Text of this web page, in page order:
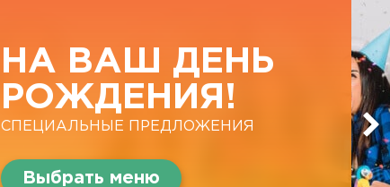
НА ВАШ ДЕНЬ
РОЖДЕНИЯ!
СПЕЦИАЛЬНЫЕ ПРЕДЛОЖЕНИЯ
Выбрать меню